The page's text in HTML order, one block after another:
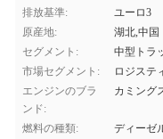
排放基準:
ユーロ3
原産地:
湖北,中国
セグメント:
中型トラ
市場セグメント:
ロジステ
エンジンのブラ
ンド:
カミング
燃料の種類:
ディーゼ